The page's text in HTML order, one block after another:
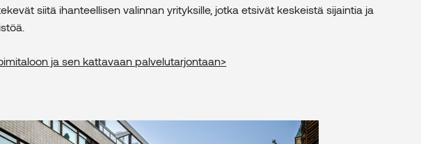
siitä ihanteellisen valinnan yrityksille, jotka etsivät keskeistä sijaintia ja
ja sen kattavaan palvelutarjontaan>